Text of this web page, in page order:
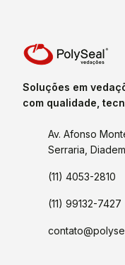
Soluções em
com qualidade,
Av. Afonso
Serraria,
(11) 4053-2810
(11) 99132-7427